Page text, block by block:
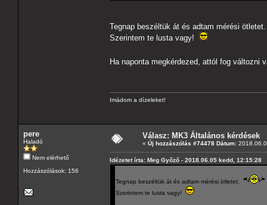
Tegnap beszéltük át és adtam mérési
Szerintem te lusta vagy!
Ha naponta megkérdezed, attól fog változni
Imádom a dízeleket!
pere
Haladó
Nem elérhető
Hozzászólások: 156
Válasz: MK3 Általános kérdések
« Új hozzászólás #74478 Dátum:
Idézetet írta: Meg Győző - 2018.06.05 kedd, 12:15:28
Tegnap beszéltük át és adtam mérési ötletet.
Szerintem te lusta vagy!